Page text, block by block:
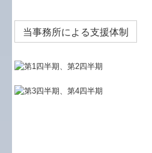
当事務所による支援体制